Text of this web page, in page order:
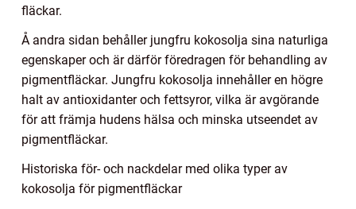
fläckar.
Å andra sidan behåller jungfru kokosolja sina naturliga
egenskaper och är därför föredragen för behandling av
pigmentfläckar. Jungfru kokosolja innehåller en högre
halt av antioxidanter och fettsyror, vilka är avgörande
för att främja hudens hälsa och minska utseendet av
pigmentfläckar.
Historiska för- och nackdelar med olika typer av
kokosolja för pigmentfläckar